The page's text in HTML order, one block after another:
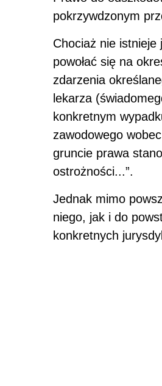
pokrzywdzonym
Chociaż nie istnieje
powołać się na
zdarzenia
lekarza
konkretnym
zawodowego
gruncie prawa
ostrożności...”.
Jednak mimo
niego, jak i do
konkretnych